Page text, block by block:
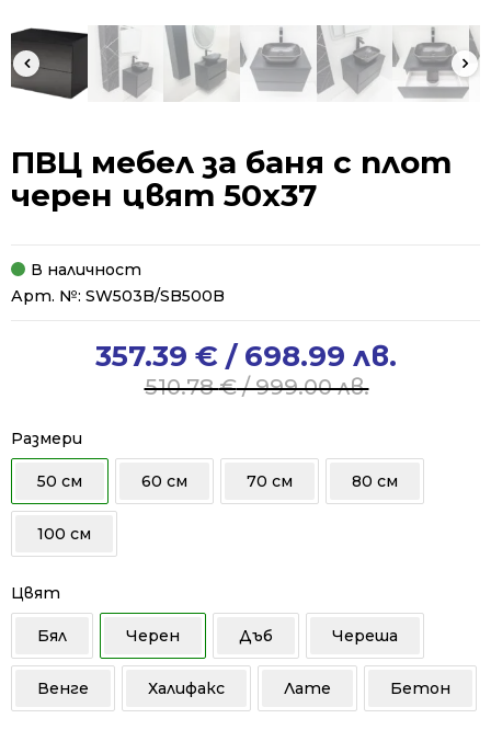
ПВЦ мебел за баня с плот
черен цвят 50x37
В наличност
Арт. №: SW503B/SB500B
510.78€/ 999.00 лв.
510.78 €
/
999.00 лв..
357.39 € / 698.99 лв.
357.39 €
/
698.99 лв..
Размери
50 см 60 см 70 см 80 см
100 см
Цвят
Бял Черен Дъб Череша
Венге Халифакс Лате Бетон